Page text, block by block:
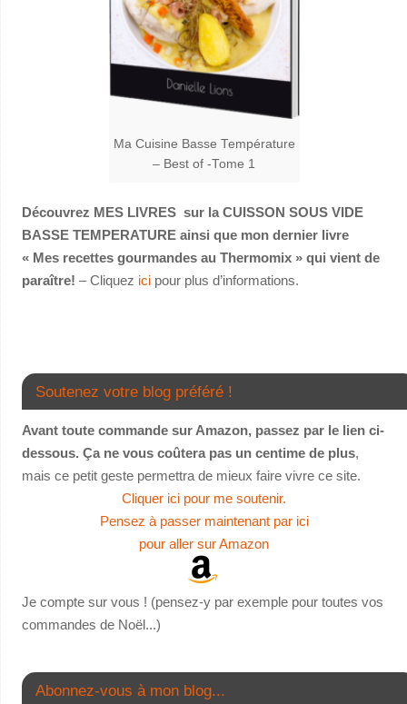
Ma Cuisine Basse Température
– Best of -Tome 1
Découvrez MES LIVRES sur la CUISSON SOUS VIDE
BASSE TEMPERATURE ainsi que mon dernier livre
« Mes recettes gourmandes au Thermomix » qui vient de
paraître! – Cliquez icipour plus d’informations.
Soutenez votre blog préféré !
Avant toute commande sur Amazon, passez par le lien ci-
dessous. Ça ne vous coûtera pas un centime de plus,
mais ce petit geste permettra de mieux faire vivre ce site.
Cliquer ici pour me soutenir.
Pensez à passer maintenant par ici
pour aller sur Amazon
Je compte sur vous ! (pensez-y par exemple pour toutes vos
commandes de Noël...)
Abonnez-vous à mon blog...